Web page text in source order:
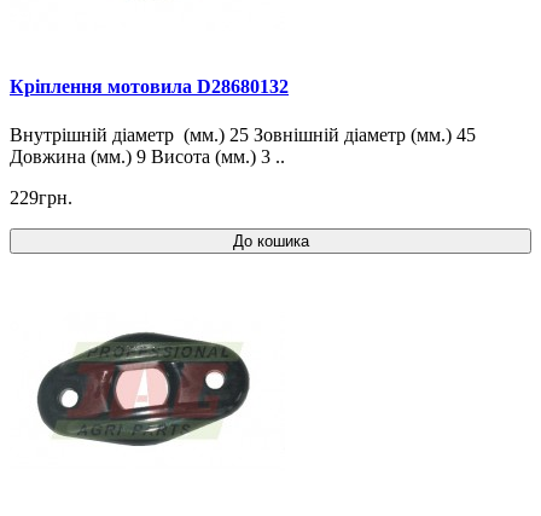
Кріплення мотовила D28680132
Внутрішній діаметр (мм.) 25 Зовнішній діаметр (мм.) 45
Довжина (мм.) 9 Висота (мм.) 3 ..
229грн.
До кошика